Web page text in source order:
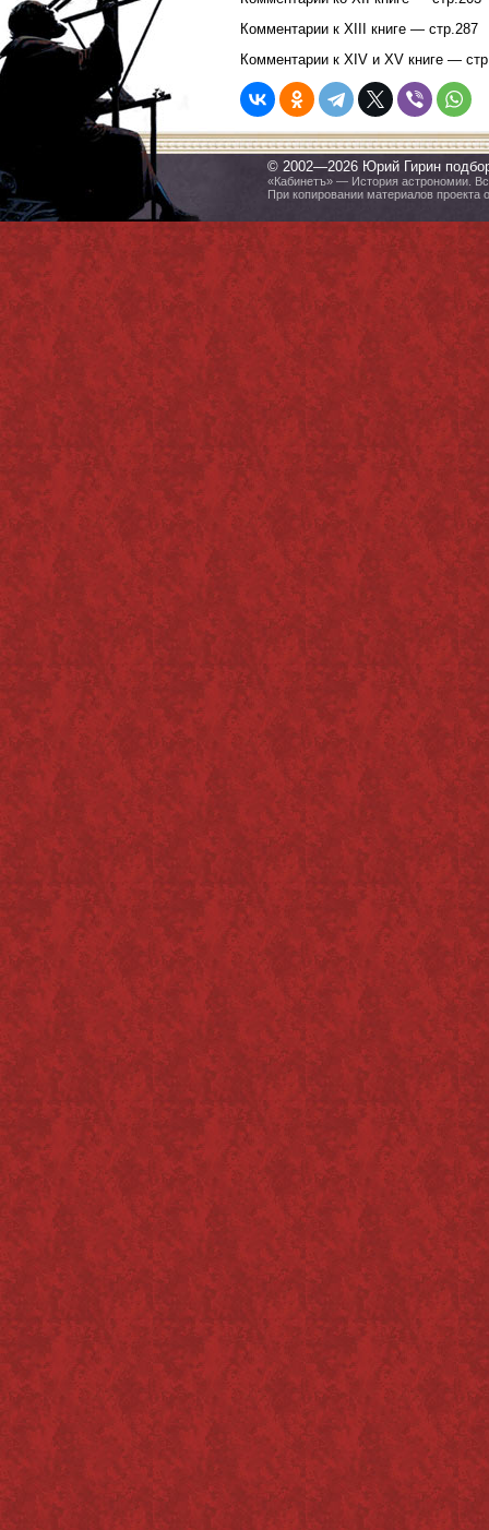
Комментарии к XIII книге — стр.287
Комментарии к XIV и XV книге —
© 2002—2026 Юрий Гирин
«Кабинетъ» — История астрономии.
При копировании материалов проекта